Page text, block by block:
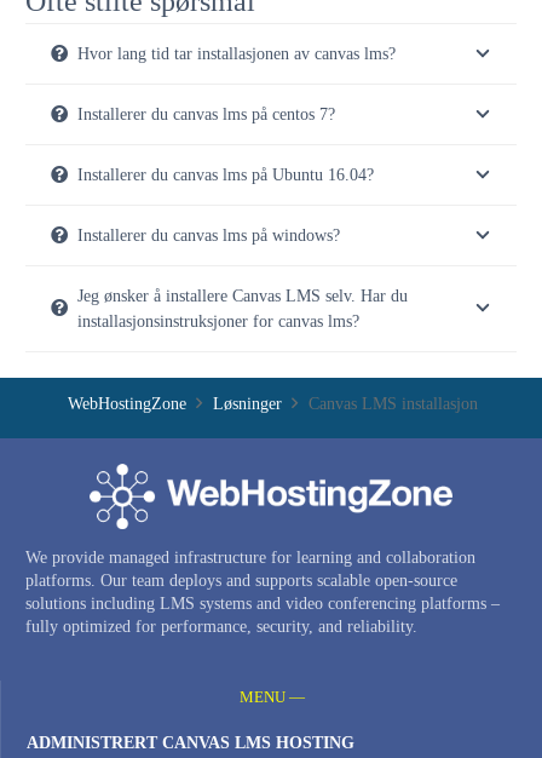
Hvor lang tid tar installasjonen av canvas lms?
Installerer du canvas lms på centos 7?
Installerer du canvas lms på Ubuntu 16.04?
Installerer du canvas lms på windows?
Jeg ønsker å installere Canvas LMS selv. Har du
installasjonsinstruksjoner for canvas lms?
WebHostingZone Løsninger Canvas LMS installasjon
We provide managed infrastructure for learning and collaboration
platforms. Our team deploys and supports scalable open-source
solutions including LMS systems and video conferencing platforms –
fully optimized for performance, security, and reliability.
MENU —
ADMINISTRERT CANVAS LMS HOSTING